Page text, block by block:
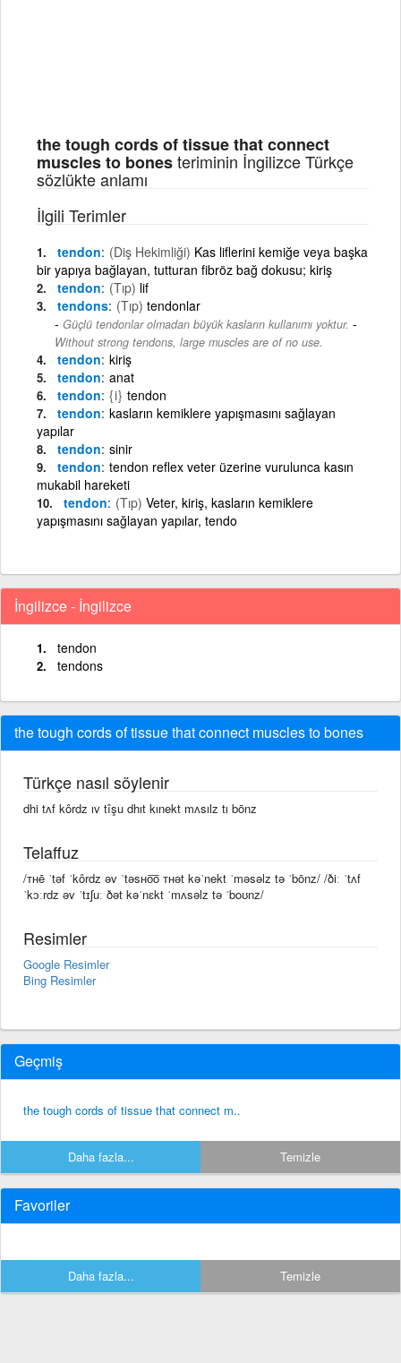
the tough cords of tissue that connect
muscles to bonesteriminin İngilizce Türkçe
sözlükte anlamı
İlgili Terimler
tendon (Diş Hekimliği) Kas liflerini kemiğe veya başka
bir yapıya bağlayan, tutturan fibröz bağ dokusu; kiriş
tendon (Tıp) lif
tendons (Tıp) tendonlar
Güçlü tendonlar olmadan büyük kasların kullanımı yoktur. -
Without strong tendons, large muscles are of no use.
tendon kiriş
tendon anat
tendon {i} tendon
tendon kasların kemiklere yapışmasını sağlayan
yapılar
tendon sinir
tendon tendon reflex veter üzerine vurulunca kasın
mukabil hareketi
tendon (Tıp) Veter, kiriş, kasların kemiklere
yapışmasını sağlayan yapılar, tendo
İngilizce - İngilizce
tendon
tendons
the tough cords of tissue that connect muscles to bones
Türkçe nasıl söylenir
dhi tʌf kôrdz ıv tîşu dhıt kınekt mʌsılz tı bōnz
Telaffuz
/ᴛʜē ˈtəf ˈkôrdz əv ˈtəsʜo͞o ᴛʜət kəˈnekt ˈməsəlz tə ˈbōnz/ /ðiː ˈtʌf
ˈkɔːrdz əv ˈtɪʃuː ðət kəˈnɛkt ˈmʌsəlz tə ˈboʊnz/
Resimler
Google Resimler
Bing Resimler
Geçmiş
the tough cords of tissue that connect m..
Daha fazla... Temizle
Favoriler
Daha fazla... Temizle